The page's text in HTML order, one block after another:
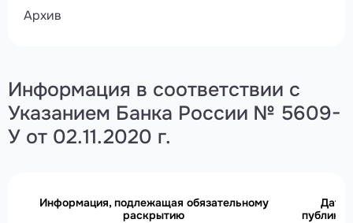
Архив
Информация в соответствии с
Указанием Банка России № 5609-
У от 02.11.2020 г.
Информация, подлежащая обязательному
раскрытию
Дата